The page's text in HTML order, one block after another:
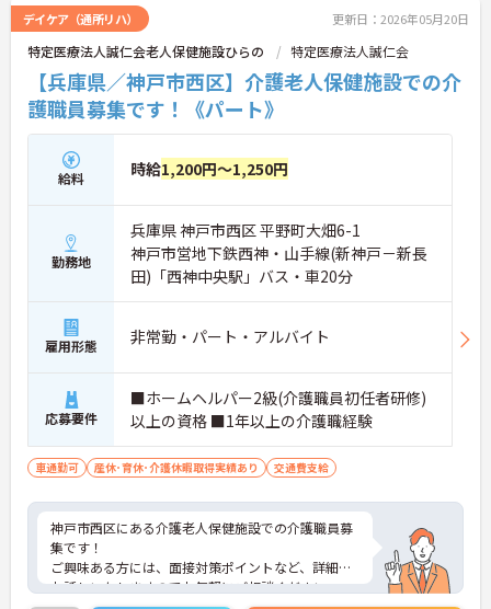
デイケア（通所リハ） 更新日：2026年05月20日
特定医療法人誠仁会老人保健施設ひらの 特定医療法人誠仁会
【兵庫県／神戸市西区】介護老人保健施設での介
護職員募集です！《パート》
給料 時給1,200円～1,250円
勤務地
兵庫県 神戸市西区 平野町大畑6-1
神戸市営地下鉄西神・山手線(新神戸－新長
田)「西神中央駅」バス・車20分
雇用形態 非常勤・パート・アルバイト
応募要件
■ホームヘルパー2級(介護職員初任者研修)
以上の資格 ■1年以上の介護職経験
車通勤可 産休･育休･介護休暇取得実績あり 交通費支給
神戸市西区にある介護老人保健施設での介護職員募
集です！
ご興味ある方には、面接対策ポイントなど、詳細を
お話しいたしますのでお気軽にご相談ください。